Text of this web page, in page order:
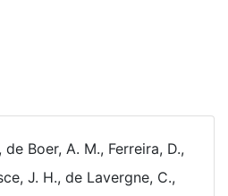
de Boer, A. M., Ferreira, D.,
J. H., de Lavergne, C.,